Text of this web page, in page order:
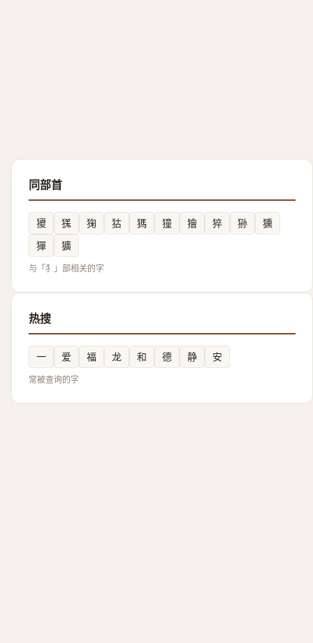
同部首
獿 獇 㹼 狜 獁 獞 獪 猝 狲
獯
㺗
獷
与「犭」部相关的字
热搜
一 爱 福 龙 和 德 静 安
常被查询的字